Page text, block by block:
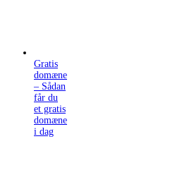
Gratis
domæne
– Sådan
får du
et gratis
domæne
i dag